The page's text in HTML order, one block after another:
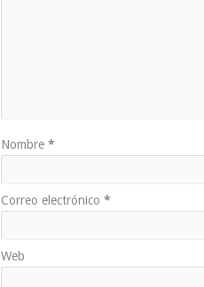
Nombre *
Correo electrónico *
Web